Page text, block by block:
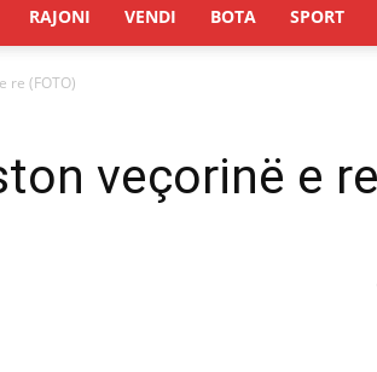
RAJONI VENDI BOTA SPORT
re (FOTO)
veçorinë e re